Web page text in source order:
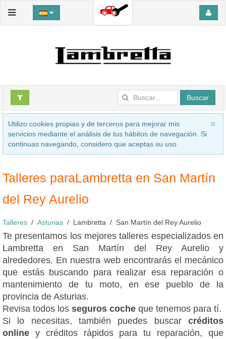
Buscar
Utilizo cookies propias y de terceros para mejorar mis
servicios mediante el análisis de tus hábitos de navegación. Si
continuas navegando, considero que aceptas su uso.
Talleres paraLambretta en San Martín
del Rey Aurelio
Talleres Asturias Lambretta San Martín del Rey Aurelio
Te presentamos los mejores talleres especializados en
Lambretta en San Martín del Rey Aurelio y
alrededores. En nuestra web encontrarás el mecánico
que estás buscando para realizar esa reparación o
mantenimiento de tu moto, en ese pueblo de la
provincia de Asturias.
Revisa todos los seguros coche que tenemos para tí.
Si lo necesitas, también puedes buscar créditos
online y créditos rápidos para tu reparación, que